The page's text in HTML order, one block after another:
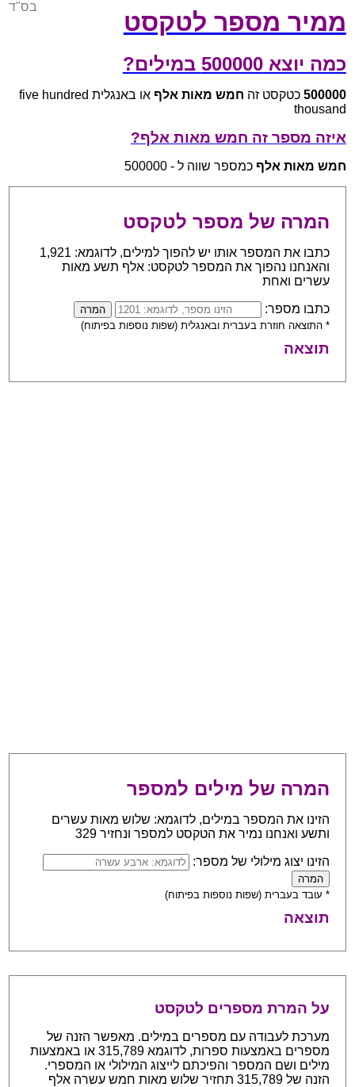
ממיר מספר לטקסט
בס"ד
כמה יוצא 500000 במילים?
500000 כטקסט זה חמש מאות אלף
או באנגלית five hundred
thousand
איזה מספר זה חמש מאות אלף?
חמש מאות אלף כמספר שווה ל - 500000
המרה של מספר לטקסט
כתבו את המספר אותו יש להפוך למילים, לדוגמא: 1,921
והאנחנו נהפוך את המספר לטקסט: אלף תשע מאות
עשרים ואחת
כתבו מספר:
* התוצאה חוזרת בעברית ובאנגלית (שפות נוספות בפיתוח)
תוצאה
המרה של מילים למספר
הזינו את המספר במילים, לדוגמא: שלוש מאות עשרים
ותשע ואנחנו נמיר את הטקסט למספר ונחזיר 329
הזינו יצוג מילולי של מספר:
* עובד בעברית (שפות נוספות בפיתוח)
תוצאה
על המרת מספרים לטקסט
מערכת לעבודה עם מספרים במילים. מאפשר הזנה של
מספרים באמצעות ספרות, לדוגמא 315,789 או באמצעות
מילים ושם המספר והפיכתם לייצוג המילולי או המספרי.
הזנה של 315,789 תחזיר שלוש מאות חמש עשרה אלף